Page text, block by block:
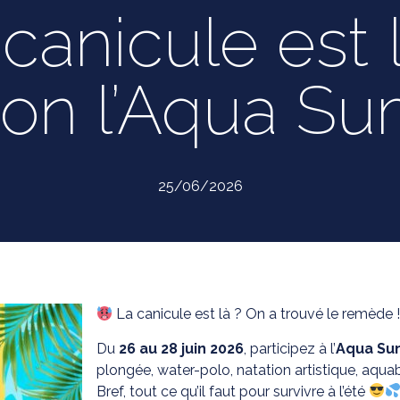
est
l’Aqua
25/06/2026
La canicule est là ? On a trouvé le remède !
Du 26 au 28 juin 2026 , participez à l’Aqua
plongée, water-polo, natation artistique,
Bref, tout ce qu’il faut pour survivre à l’été